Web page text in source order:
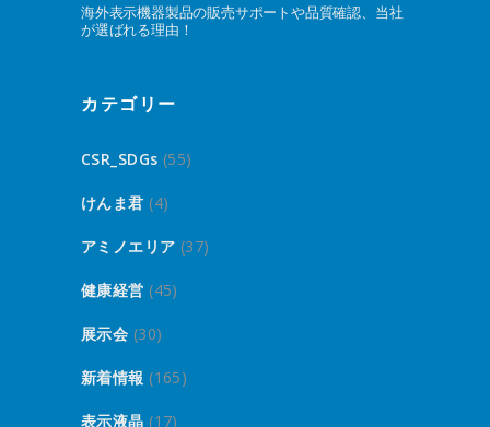
海外表示機器製品の販売サポートや品質確認、当社
が選ばれる理由！
カテゴリー
CSR_SDGs (55)
けんま君 (4)
アミノエリア (37)
健康経営 (45)
展示会 (30)
新着情報 (165)
表示液晶 (17)